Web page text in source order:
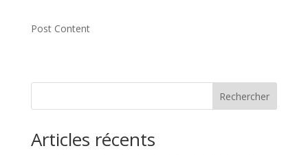
Post Content
Rechercher
Articles récents